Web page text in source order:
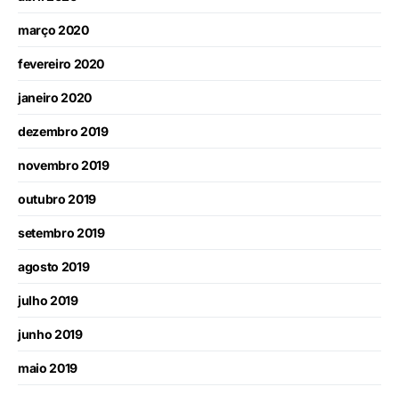
março 2020
fevereiro 2020
janeiro 2020
dezembro 2019
novembro 2019
outubro 2019
setembro 2019
agosto 2019
julho 2019
junho 2019
maio 2019